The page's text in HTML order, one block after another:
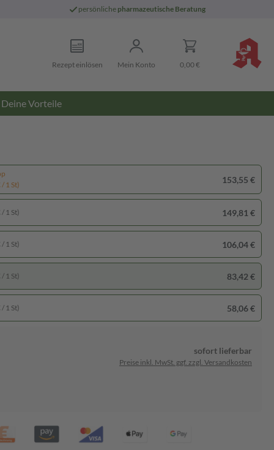
persönliche pharmazeutische Beratung
Rezept einlösen Mein Konto 0,00 €
Deine Vorteile
1 St)
153,55 €
1 St) 149,81 €
1 St) 106,04 €
1 St) 83,42 €
1 St) 58,06 €
sofort lieferbar
Preise inkl. MwSt. ggf. zzgl. Versandkosten